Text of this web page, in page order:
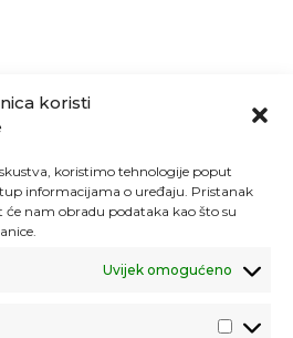
koristi
koristimo tehnologije poput
informacijama o uređaju. Pristanak
nam obradu podataka kao što su
Uvijek omogućeno